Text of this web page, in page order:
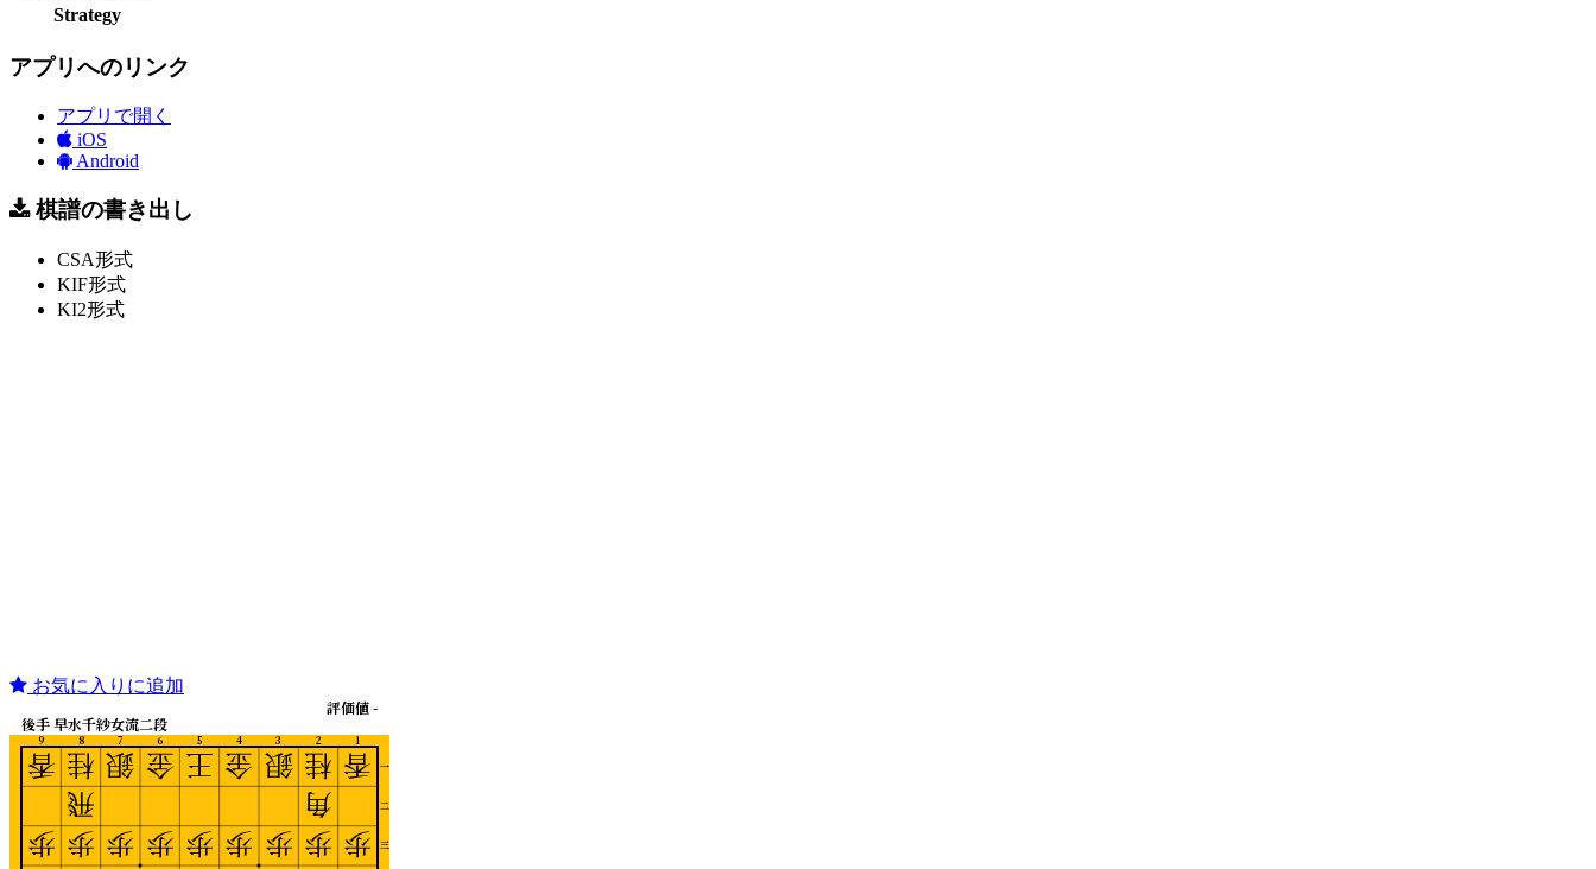
Strategy
アプリへのリンク
アプリで開く
iOS
Android
棋譜の書き出し
CSA形式
KIF形式
KI2形式
お気に入りに追加
1
2
3
4
5
6
7
8
9
一
二
三
後手 早水千紗女流二段
評価値 -
香
歩
桂
角
歩
銀
歩
金
歩
王
歩
金
歩
銀
歩
桂
飛
歩
香
歩